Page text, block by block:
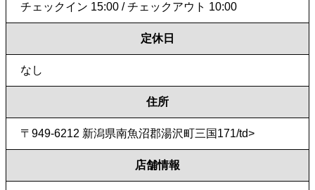
チェックイン 15:00 / チェックアウト 10:00
定休日
なし
住所
〒949-6212 新潟県南⿂沼郡湯沢町三国171/td>
店舗情報